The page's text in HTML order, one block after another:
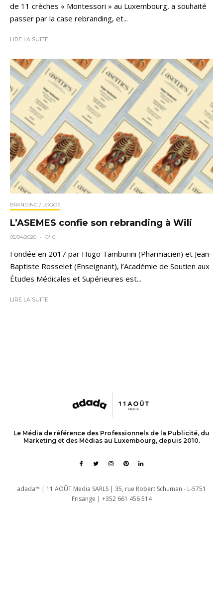
de 11 crèches « Montessori » au Luxembourg, a souhaité
passer par la case rebranding, et...
LIRE LA SUITE
BRANDING / LOGOS
L’ASEMES confie son rebranding à Wili
05/04/2020 · 0
Fondée en 2017 par Hugo Tamburini (Pharmacien) et Jean-
Baptiste Rosselet (Enseignant), l’Académie de Soutien aux
Études Médicales et Supérieures est...
LIRE LA SUITE
Le Média de référence des Professionnels de la Publicité, du
Marketing et des Médias au Luxembourg, depuis 2010.
adada™ | 11 AOÛT Media SARLS | 35, rue Robert Schuman - L-5751
Frisange | +352 661 456 514